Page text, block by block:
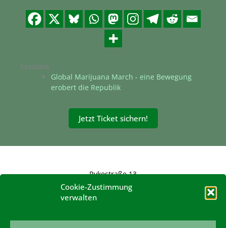
Cookie-Zustimmung
verwalten
Sessions
Global Marijuana March - eine Bewegung
erobert die Republik
Jetzt Ticket sichern!
Rykestraße 13
10405 Berlin
konferenz@hanfverband.de